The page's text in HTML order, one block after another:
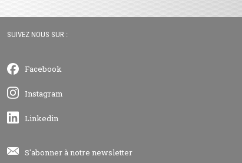
SUIVEZ NOUS SUR :
Facebook
Instagram
Linkedin
S'abonner à notre newsletter